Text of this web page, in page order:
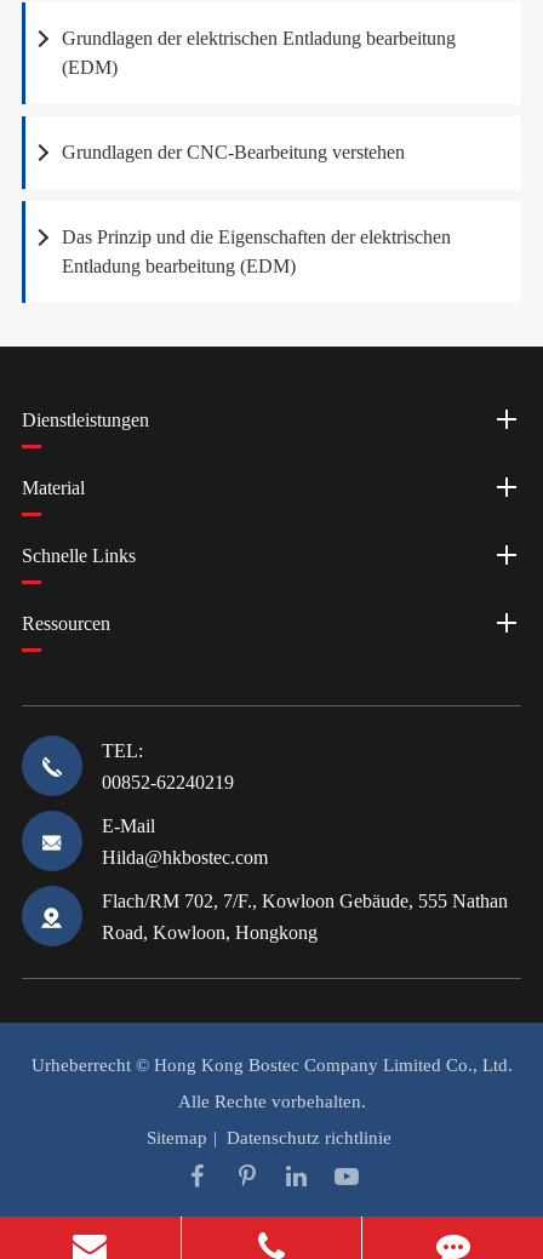
Grundlagen der elektrischen Entladung bearbeitung
(EDM)
Grundlagen der CNC-Bearbeitung verstehen
Das Prinzip und die Eigenschaften der elektrischen
Entladung bearbeitung (EDM)
Dienstleistungen
Material
Schnelle Links
Ressourcen
TEL:
00852-62240219
E-Mail
Hilda@hkbostec.com
Flach/RM 702, 7/F., Kowloon Gebäude, 555 Nathan
Road, Kowloon, Hongkong
Urheberrecht © Hong Kong Bostec Company Limited Co., Ltd.
Alle Rechte vorbehalten.
Sitemap | Datenschutz richtlinie